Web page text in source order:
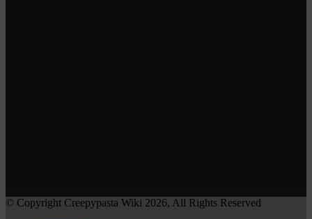
© Copyright Creepypasta Wiki 2026, All Rights Reserved